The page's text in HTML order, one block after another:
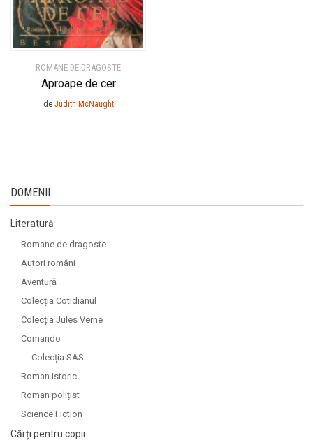
ROMANE DE DRAGOSTE
Aproape de cer
de Judith McNaught
DOMENII
Literatură
Romane de dragoste
Autori români
Aventură
Colecția Cotidianul
Colecția Jules Verne
Comando
Colecția SAS
Roman istoric
Roman polițist
Science Fiction
Cărți pentru copii